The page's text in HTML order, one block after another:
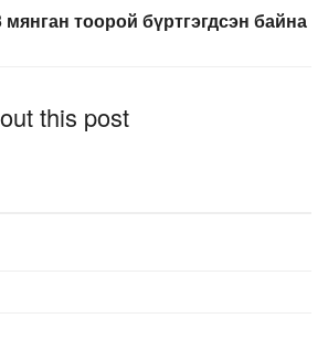
тоорой бүртгэгдсэн байна
this post